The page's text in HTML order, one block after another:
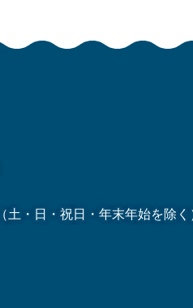
（土・日・祝日・年末年始を除く